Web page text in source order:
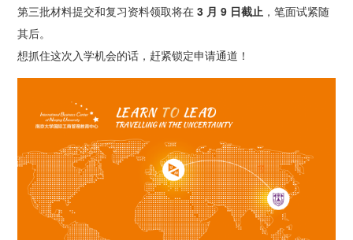
第三批材料提交和复习资料领取将在 3 月 9 日截止 ，笔面试紧随
其后。
想抓住这次入学机会的话，赶紧锁定申请通道！